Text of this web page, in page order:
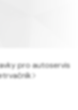
pro autoservis